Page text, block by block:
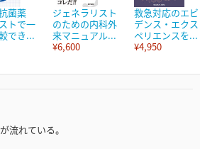
菌薬
トで一
でき...
ジェネラリスト
のための内科外
来マニュアル...
¥6,600
救急対応のエビ
デンス・エクス
ペリエンスを...
¥4,950
流れている。